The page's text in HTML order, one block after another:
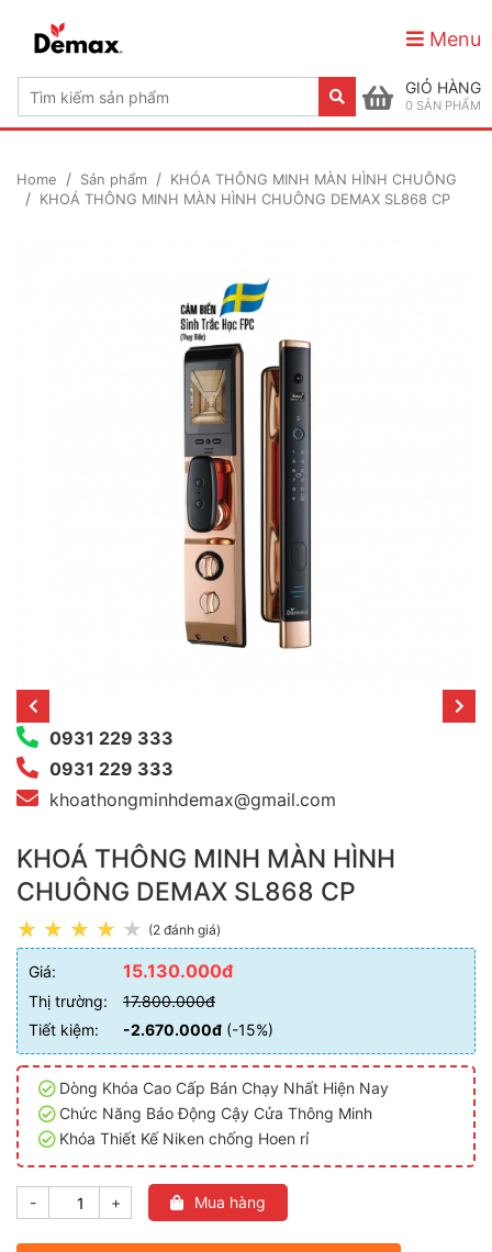
Menu
GIỎ HÀNG
0 SẢN PHẨM
Home Sản phẩm
KHÓA THÔNG MINH MÀN HÌNH CHUÔNG
KHOÁ THÔNG MINH MÀN HÌNH CHUÔNG DEMAX SL868 CP
0931 229 333
0931 229 333
khoathongminhdemax@gmail.com
KHOÁ THÔNG MINH MÀN HÌNH
CHUÔNG DEMAX SL868 CP
(2 đánh giá)
Giá: 15.130.000đ
Thị trường:
17.800.000đ
Tiết kiệm:
-2.670.000đ (-15%)
Dòng Khóa Cao Cấp Bán Chạy Nhất Hiện Nay
Chức Năng Báo Động Cậy Cửa Thông Minh
Khóa Thiết Kế Niken chống Hoen rỉ
- + Mua hàng